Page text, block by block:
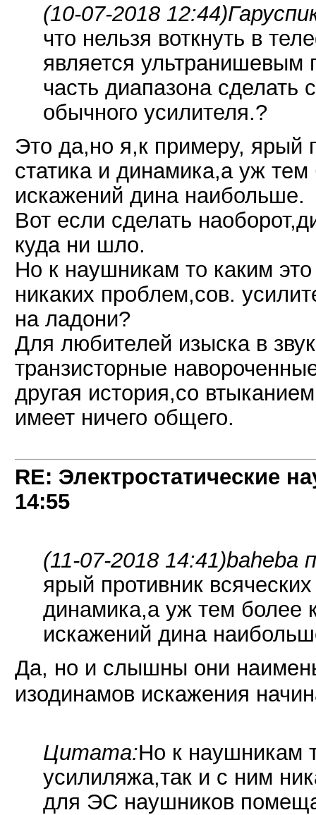
(10-07-2018 12:44)
что нельзя воткнуть в
является
часть диапазона сделать
обычного усилителя.?
Это да,но я,к примеру, ярый
статика и динамика,а уж тем
искажений дина наибольше.
Вот если сделать
куда ни шло.
Но к наушникам то каким
никаких проблем,сов.
на ладони?
Для любителей изыска в
транзисторные
другая история,со
имеет ничего общего.
RE: Электростатические
14:55
(11-07-2018 14:41)baheba
ярый противник
динамика,а уж тем более
искажений дина
Да, но и слышны они
изодинамов искажения
Цитата:Но к наушникам
усилиляжа,так и с ним
для ЭС наушников